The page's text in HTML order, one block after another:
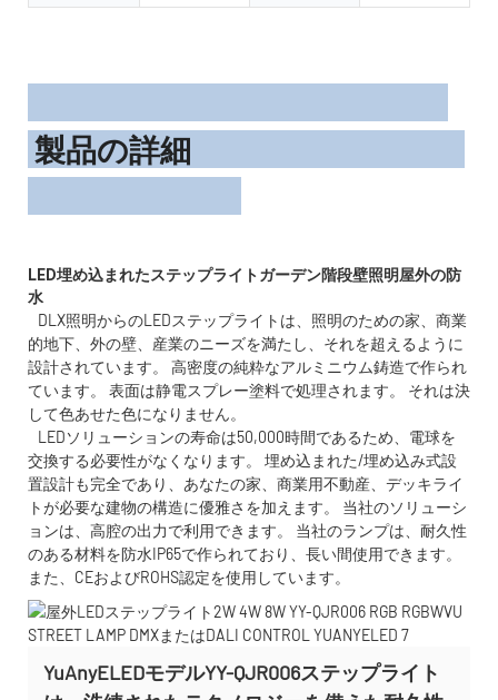
製品の詳細
LED埋め込まれたステップライトガーデン階段壁照明屋外の防
DLX照明からのLEDステップライトは、照明のための家、商業
的地下、外の壁、産業のニーズを満たし、それを超えるように
設計されています。 高密度の純粋なアルミニウム鋳造で作られ
ています。 表面は静電スプレー塗料で処理されます。 それは決
して色あせた色になりません。
LEDソリューションの寿命は50,000時間であるため、電球を
交換する必要性がなくなります。 埋め込まれた/埋め込み式設
置設計も完全であり、あなたの家、商業用不動産、デッキライ
トが必要な建物の構造に優雅さを加えます。 当社のソリューシ
ョンは、高腔の出力で利用できます。 当社のランプは、耐久性
のある材料を防水IP65で作られており、長い間使用できます。
また、CEおよびROHS認定を使用しています。
YuAnyELEDモデルYY-QJR006ステップライト